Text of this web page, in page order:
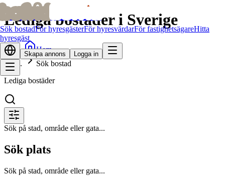
bofridbofrid
Sök bostadFör hyresgästerFör hyresvärdarFör fastighetsägareHitta
hyresgäst
Skapa annons Logga in
Lediga bostäder i Sverige
Hem
Sök bostad
Lediga bostäder
Sök på stad, område eller gata...
Sök plats
Sök på stad, område eller gata...